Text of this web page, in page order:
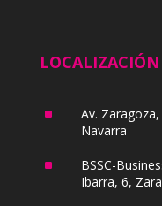
LOCALIZACIÓN
^
Av.
Navarra
^
BSSC-
Ibarra, 6,